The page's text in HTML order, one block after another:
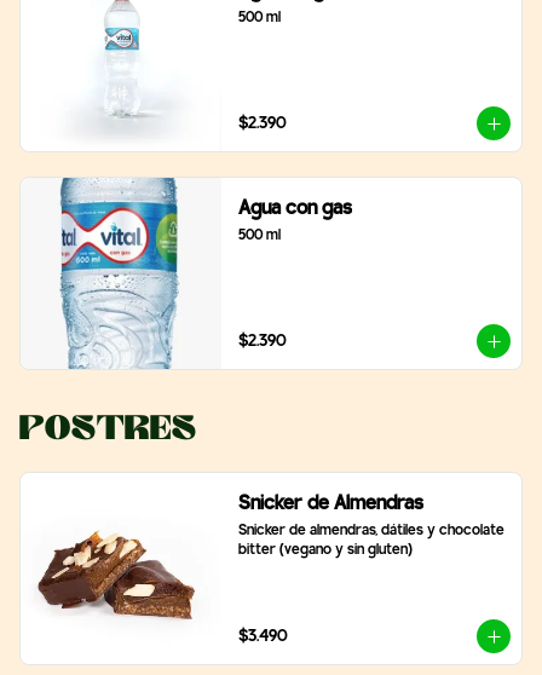
500 ml
$2.390
Agua con gas
500 ml
$2.390
Postres
Snicker de Almendras
Snicker de almendras, dátiles y chocolate
bitter (vegano y sin gluten)
$3.490